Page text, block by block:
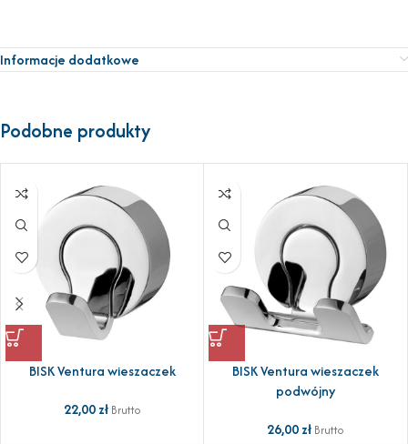
Informacje dodatkowe
Podobne produkty
BISK Ventura wieszaczek
22,00zł Brutto
BISK Ventura wieszaczek
podwójny
26,00zł Brutto